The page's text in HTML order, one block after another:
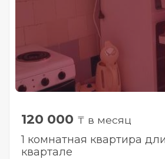
120 000 ₸ в месяц
1 комнатная квартира
квартале